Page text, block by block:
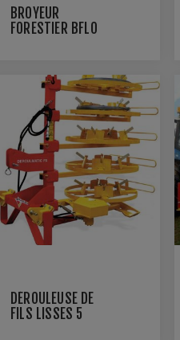
BROYEUR
FORESTIER BFLO
DÉROULEUSE DE
FILS LISSES 5